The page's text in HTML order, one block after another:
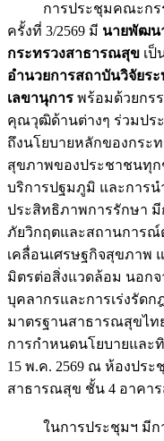
การประชุมคณะกรร
ครั้งที่ 3/2569 มี นายพัฒน
กระทรวงสาธารณสุข เป็
อำนวยการสถาบันวิจัยร
เลขานุการ พร้อมด้วยกรร
คุณวุฒิด้านต่างๆ ร่วมปร
ถึงนโยบายหลักของกระ
สุขภาพของประชาชนทุ
บริการปฐมภูมิ และการน
ประสิทธิภาพการรักษา
ภัยวิกฤตและสถานการณ์
เคลื่อนเศรษฐกิจสุขภาพ
มิตรต่อสิ่งแวดล้อม นอกจ
บุคลากรและการเร่งรัด
มาตรฐานสาธารณสุขไท
การกำหนดนโยบายและ
15 พ.ค. 2569 ณ ห้องปร
สาธารณสุข ชั้น 4 อาคา
ในการประชุมฯ มีการ